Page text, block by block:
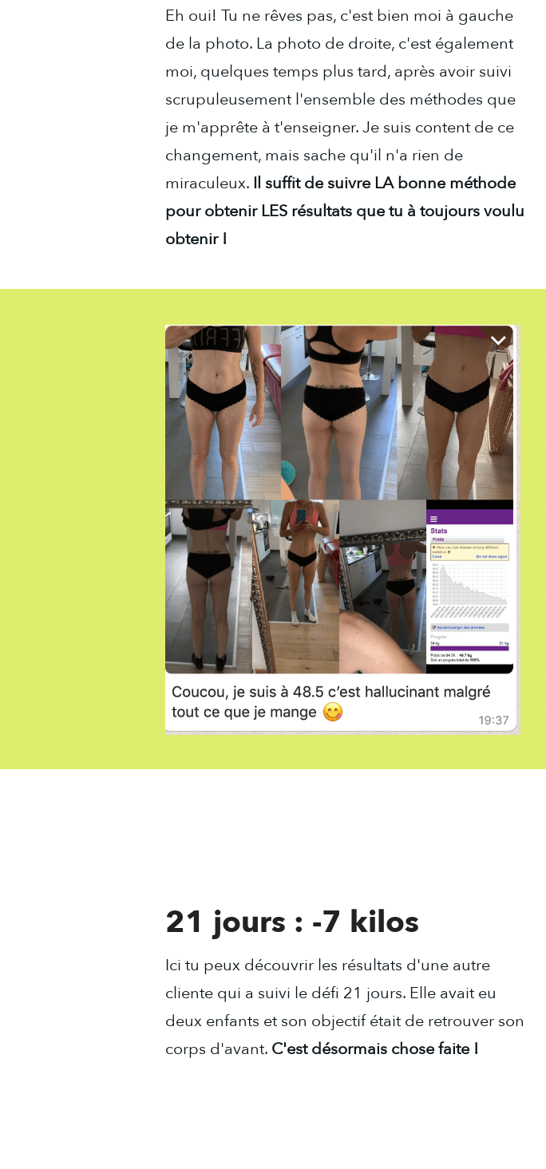
Eh oui! Tu ne rêves pas, c'est bien moi à gauche
de la photo. La photo de droite, c'est également
moi, quelques temps plus tard, après avoir suivi
scrupuleusement l'ensemble des méthodes que
je m'apprête à t'enseigner. Je suis content de ce
changement, mais sache qu'il n'a rien de
miraculeux. Il suffit de suivre LA bonne méthode
pour obtenir LES résultats que tu à toujours voulu
obtenir !
21 jours : -7 kilos
Ici tu peux découvrir les résultats d'une autre
cliente qui a suivi le défi 21 jours. Elle avait eu
deux enfants et son objectif était de retrouver son
corps d'avant. C'est désormais chose faite !